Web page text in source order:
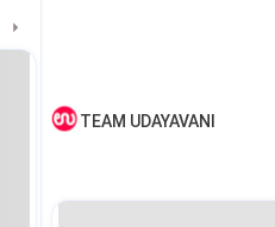
TEAM UDAYAVANI